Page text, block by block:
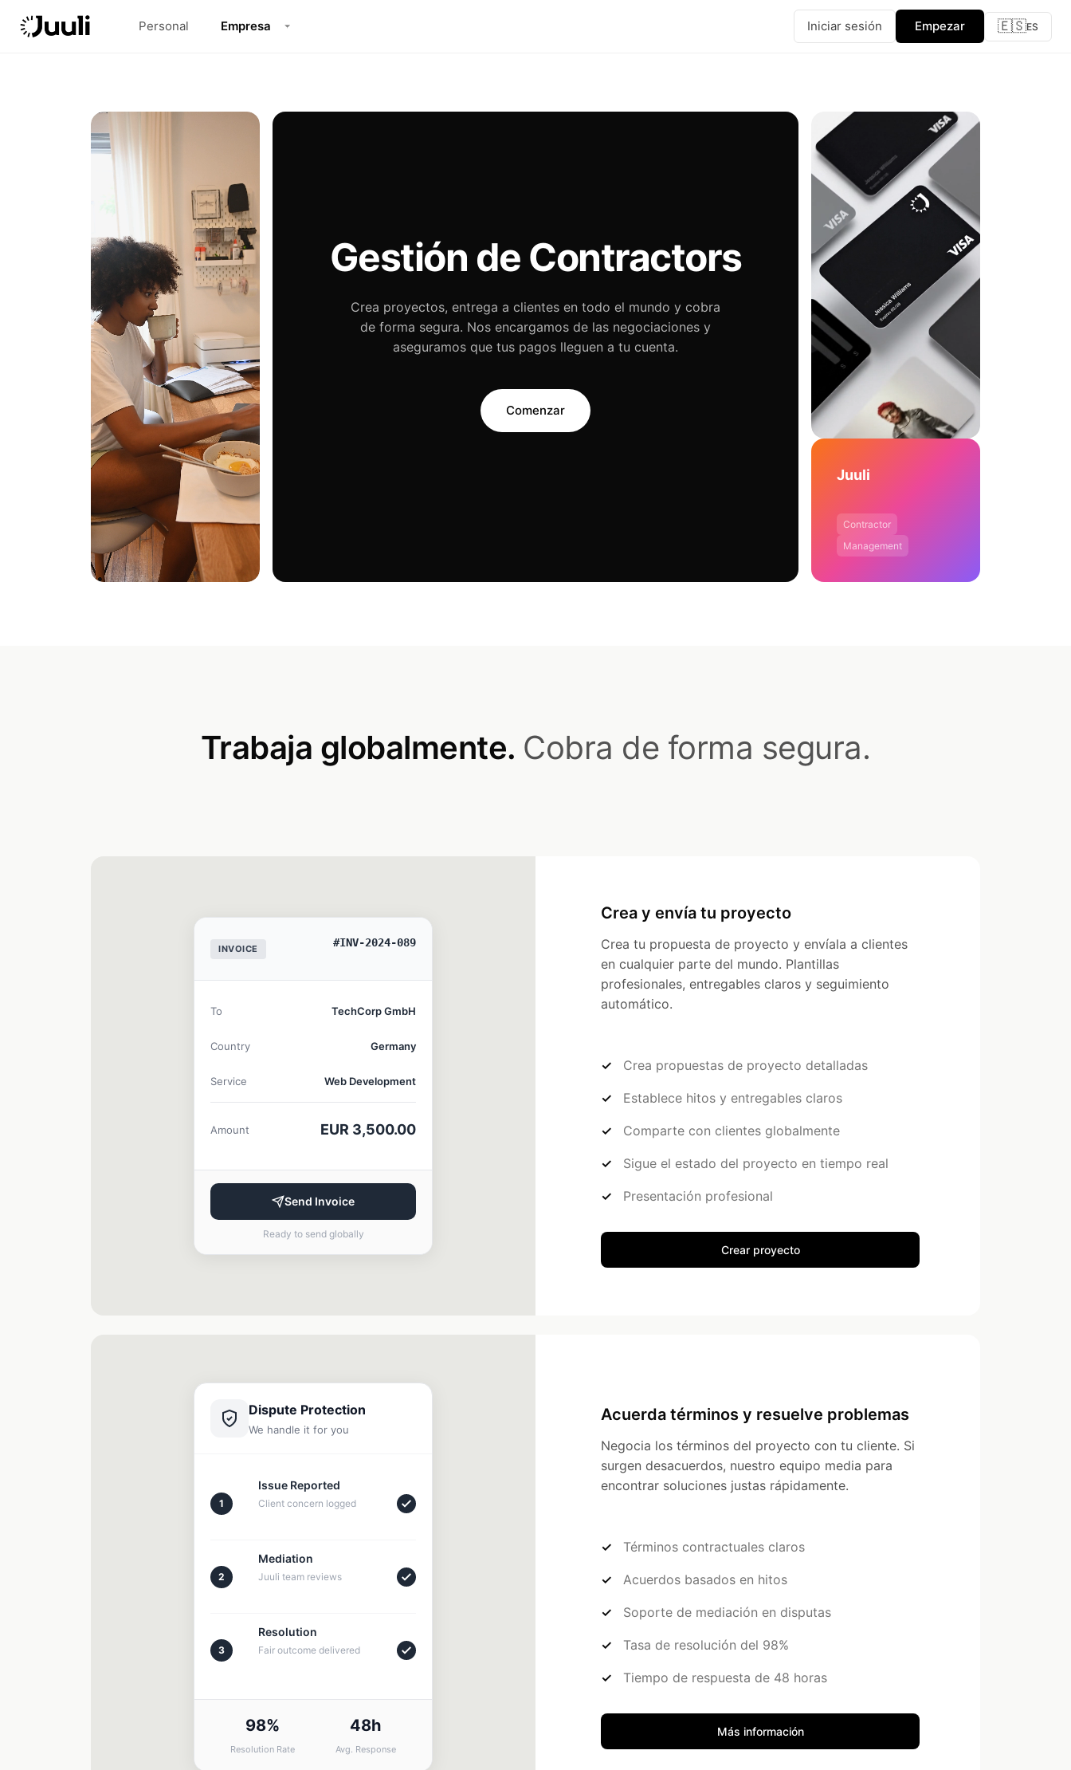
Personal Empresa Iniciar sesión Empezar 🇪🇸ES
Gestión de Contractors
Crea proyectos, entrega a clientes en todo el mundo y cobra
de forma segura. Nos encargamos de las negociaciones y
aseguramos que tus pagos lleguen a tu cuenta.
Comenzar
Juuli
Contractor
Management
Trabaja globalmente. Cobra de forma segura.
INVOICE #INV-2024-089
To TechCorp GmbH
Country Germany
Service Web Development
Amount EUR 3,500.00
Send Invoice
Ready to send globally
Crea y envía tu proyecto
Crea tu propuesta de proyecto y envíala a clientes
en cualquier parte del mundo. Plantillas
profesionales, entregables claros y seguimiento
automático.
Crea propuestas de proyecto detalladas
Establece hitos y entregables claros
Comparte con clientes globalmente
Sigue el estado del proyecto en tiempo real
Presentación profesional
Crear proyecto
Dispute Protection
We handle it for you
Acuerda términos y resuelve problemas
Negocia los términos del proyecto con tu cliente. Si
surgen desacuerdos, nuestro equipo media para
encontrar soluciones justas rápidamente.
Términos contractuales claros
Acuerdos basados en hitos
Soporte de mediación en disputas
Tasa de resolución del 98%
Tiempo de respuesta de 48 horas
Más información